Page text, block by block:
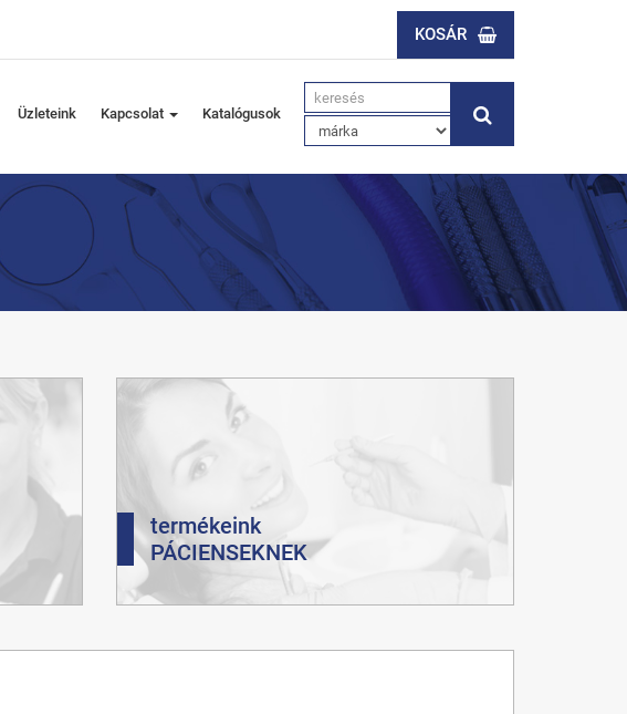
KOSÁR
Üzleteink Kapcsolat Katalógusok
termékeink
PÁCIENSEKNEK